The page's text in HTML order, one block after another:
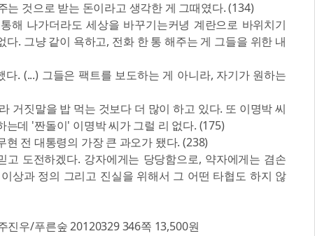
는 것으로 받는 돈이라고 생각한 게 그때였다. (134)
해 나가더라도 세상을 바꾸기는커녕 계란으로 바위치기
다. 그냥 같이 욕하고, 전화 한 통 해주는 게 그들을 위한 내
. (...) 그들은 팩트를 보도하는 게 아니라, 자기가 원하는
거짓말을 밥 먹는 것보다 더 많이 하고 있다. 또 이명박 씨
는데 '짠돌이' 이명박 씨가 그럴 리 없다. (175)
현 전 대통령의 가장 큰 과오가 됐다. (238)
고 도전하겠다. 강자에게는 당당함으로, 약자에게는 겸손
상과 정의 그리고 진실을 위해서 그 어떤 타협도 하지 않
진우/푸른숲 20120329 346쪽 13,500원